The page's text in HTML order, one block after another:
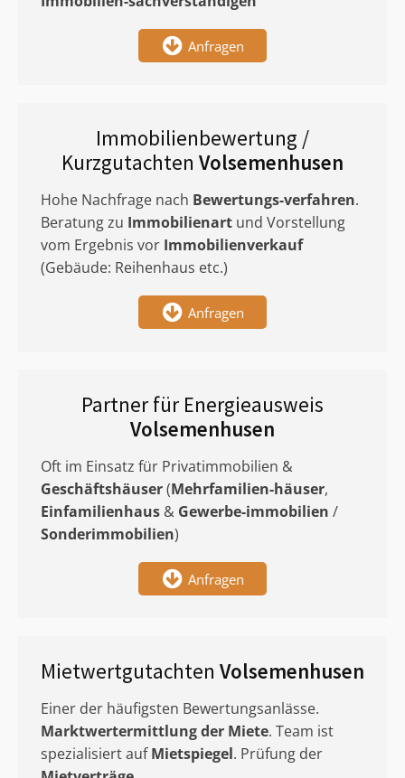
Anfragen
Immobilienbewertung /
Kurzgutachten Volsemenhusen
Hohe Nachfrage nach Bewertungs-verfahren.
Beratung zu Immobilienart und Vorstellung
vom Ergebnis vor Immobilienverkauf
(Gebäude: Reihenhaus etc.)
Anfragen
Partner für Energieausweis
Volsemenhusen
Oft im Einsatz für Privatimmobilien &
Geschäftshäuser(Mehrfamilien-häuser,
Einfamilienhaus & Gewerbe-immobilien /
Sonderimmobilien)
Anfragen
Mietwertgutachten Volsemenhusen
Einer der häufigsten Bewertungsanlässe.
Marktwertermittlungder Miete. Team ist
spezialisiert aufMietspiegel. Prüfung der